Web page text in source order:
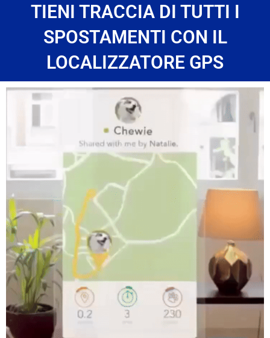
TIENI TRACCIA DI TUTTI I
SPOSTAMENTI CON IL
LOCALIZZATORE GPS